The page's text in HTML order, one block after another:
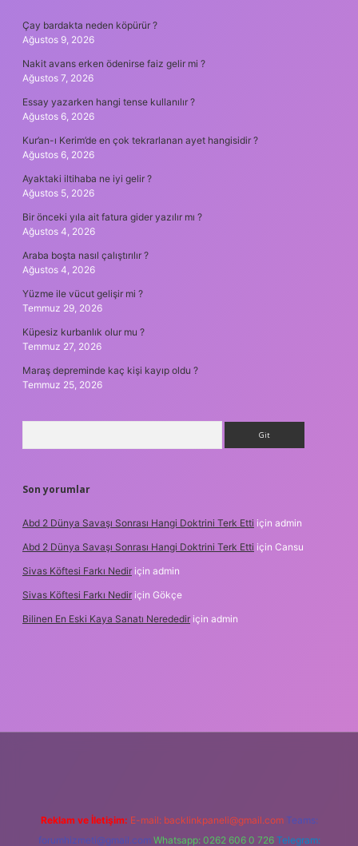
Çay bardakta neden köpürür ?
Ağustos 9, 2026
Nakit avans erken ödenirse faiz gelir mi ?
Ağustos 7, 2026
Essay yazarken hangi tense kullanılır ?
Ağustos 6, 2026
Kur’an-ı Kerim’de en çok tekrarlanan ayet hangisidir ?
Ağustos 6, 2026
Ayaktaki iltihaba ne iyi gelir ?
Ağustos 5, 2026
Bir önceki yıla ait fatura gider yazılır mı ?
Ağustos 4, 2026
Araba boşta nasıl çalıştırılır ?
Ağustos 4, 2026
Yüzme ile vücut gelişir mi ?
Temmuz 29, 2026
Küpesiz kurbanlık olur mu ?
Temmuz 27, 2026
Maraş depreminde kaç kişi kayıp oldu ?
Temmuz 25, 2026
Son yorumlar
Abd 2 Dünya Savaşı Sonrası Hangi Doktrini Terk Etti için admin
Abd 2 Dünya Savaşı Sonrası Hangi Doktrini Terk Etti için Cansu
Sivas Köftesi Farkı Nedir için admin
Sivas Köftesi Farkı Nedir için Gökçe
Bilinen En Eski Kaya Sanatı Nerededir için admin
Reklam ve İletişim: E-mail: backlinkpaneli@gmail.com Teams:
forumhizmeti@gmail.com Whatsapp: 0262 606 0 726 Telegram: